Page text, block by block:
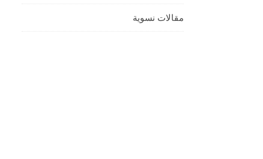
مقالات نسوية